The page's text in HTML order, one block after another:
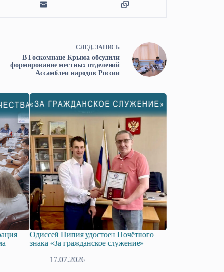
СЛЕД. ЗАПИСЬ
В Госкомнаце Крыма обсудили
формирование местных отделений
Ассамблеи народов России
Одиссей Пипия удостоен Почётного
знака «За гражданское служение»
17.07.2026
Госдума приняла в